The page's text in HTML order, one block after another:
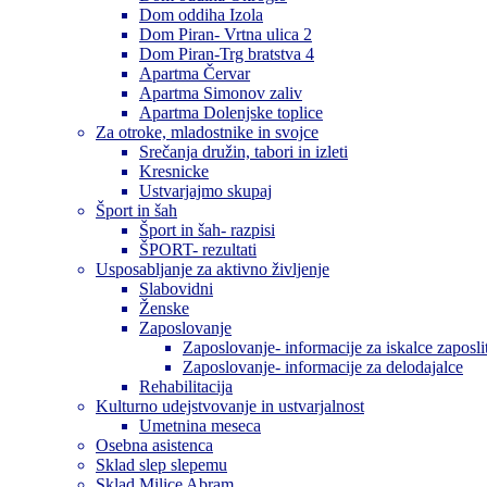
Dom oddiha Izola
Dom Piran- Vrtna ulica 2
Dom Piran-Trg bratstva 4
Apartma Červar
Apartma Simonov zaliv
Apartma Dolenjske toplice
Za otroke, mladostnike in svojce
Srečanja družin, tabori in izleti
Kresnicke
Ustvarjajmo skupaj
Šport in šah
Šport in šah- razpisi
ŠPORT- rezultati
Usposabljanje za aktivno življenje
Slabovidni
Ženske
Zaposlovanje
Zaposlovanje- informacije za iskalce
Zaposlovanje- informacije za delodajalce
Rehabilitacija
Kulturno udejstvovanje in ustvarjalnost
Umetnina meseca
Osebna asistenca
Sklad slep slepemu